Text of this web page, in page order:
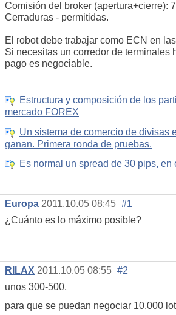
Comisión del broker (apertura+cierre):
Cerraduras - permitidas.
El robot debe trabajar como ECN en
Si necesitas un corredor de terminales
pago es negociable.
Estructura y composición de los
mercado FOREX
Un sistema de comercio de divisas
ganan. Primera ronda de pruebas.
Es normal un spread de 30 pips,
Europa 2011.10.05 08:45 #1
¿Cuánto es lo máximo posible?
RILAX 2011.10.05 08:55 #2
unos 300-500,
para que se puedan negociar 10.000